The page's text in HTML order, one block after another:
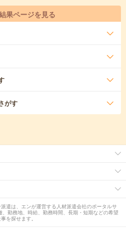
果ページを見る
がす
遣は、エンが運営する人材派遣会社のポータルサ
勤務地、時給、勤務時間、長期・短期などの希望
を探せます。